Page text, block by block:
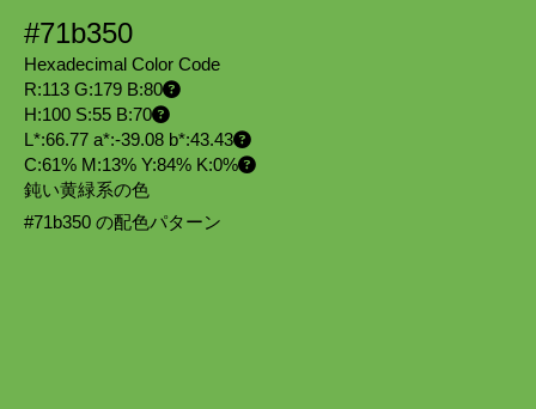
#71b350
Hexadecimal Color Code
R:113 G:179 B:80
H:100 S:55 B:70
L*:66.77 a*:-39.08 b*:43.43
C:61% M:13% Y:84% K:0%
鈍い黄緑系の色
#71b350 の配色パターン